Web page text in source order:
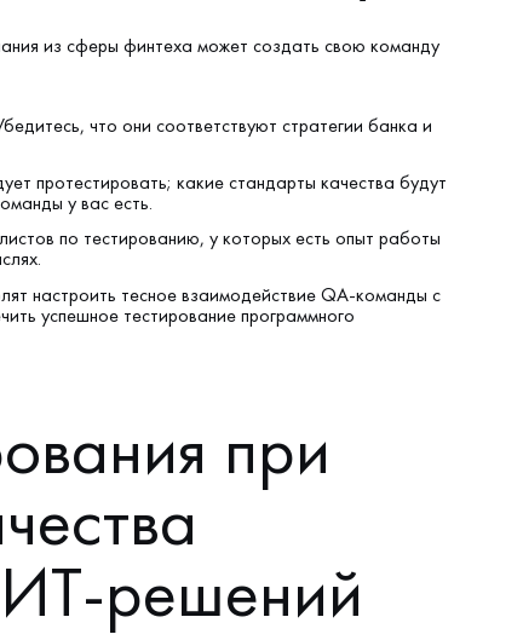
из сферы финтеха может создать свою команду
что они соответствуют стратегии банка и
протестировать; какие стандарты качества будут
у вас есть.
по тестированию, у которых есть опыт работы
настроить тесное взаимодействие QA-команды с
успешное тестирование программного
при
решений